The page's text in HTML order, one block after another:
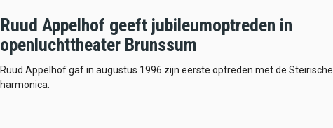
Ruud Appelhof geeft jubileumoptreden in
openluchttheater Brunssum
Ruud Appelhof gaf in augustus 1996 zijn eerste optreden met de Steirische
harmonica.